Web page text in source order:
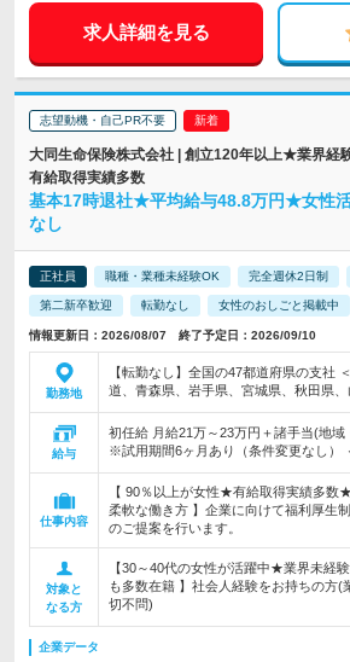
求人詳細を見る
志望動機・自己PR不要
大同生命保険株式会社 | 創立120年以上★業界
有給取得実績多数
基本17時退社★平均給与48.8万円★女性
なし
正社員 職種・業種未経験OK 完全週休2日制
第二新卒歓迎 転勤なし 女性のおしごと掲載中
情報更新日：2026/08/07 終了予定日：2026/09/10
勤務地
【転勤なし】全国の47都道府県の支社
道、青森県、岩手県、宮城県、秋田県、
給与
初任給 月給21万～23万円＋諸手当(地域
※試用期間6ヶ月あり（条件変更なし）
仕事内容
【 90％以上が女性★有給取得実績多数
柔軟な働き方 】企業に向けて福利厚生
のご提案を行います。
対象と
なる方
【30～40代の女性が活躍中★業界未経
も多数在籍 】社会人経験をお持ちの方(
切不問)
企業データ